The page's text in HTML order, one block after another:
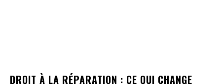
DROIT À LA RÉPARATION : CE QUI CHANGE